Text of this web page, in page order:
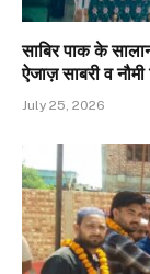
साबिर पाक के
ऐजाज़ साबरी व
July 25, 2026